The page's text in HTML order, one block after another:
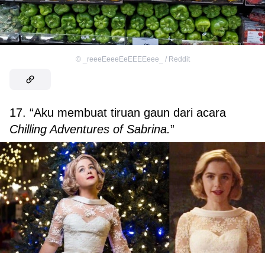
© _reeeEeeeEeEEEEeee_ / Reddit
17. “Aku membuat tiruan gaun dari acara
Chilling Adventures of Sabrina.”